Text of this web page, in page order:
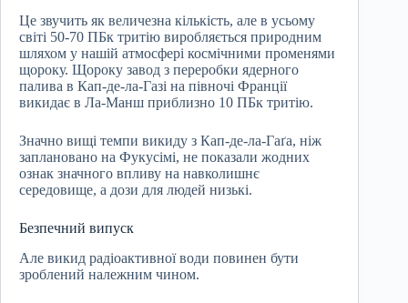
Це звучить як величезна кількість, але в усьому
світі 50-70 ПБк тритію виробляється природним
шляхом у нашій атмосфері космічними променями
щороку. Щороку завод з переробки ядерного
палива в Кап-де-ла-Газі на півночі Франції
викидає в Ла-Манш приблизно 10 ПБк тритію.
Значно вищі темпи викиду з Кап-де-ла-Гаґа, ніж
заплановано на Фукусімі, не показали жодних
ознак значного впливу на навколишнє
середовище, а дози для людей низькі.
Безпечний випуск
Але викид радіоактивної води повинен бути
зроблений належним чином.